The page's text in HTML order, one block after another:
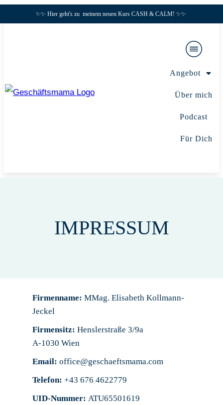
✨✨ Hier geht's zu meinem neuen Kurs CASH & CALM! ✨✨
Angebot
Über mich
Podcast
Für Dich
IMPRESSUM
Firmenname: MMag. Elisabeth Kollmann-
Jeckel
Firmensitz: Henslerstraße 3/9a
A-1030 Wien
Email: office@geschaeftsmama.com
Telefon: +43 676 4622779
UID-Nummer: ATU65501619